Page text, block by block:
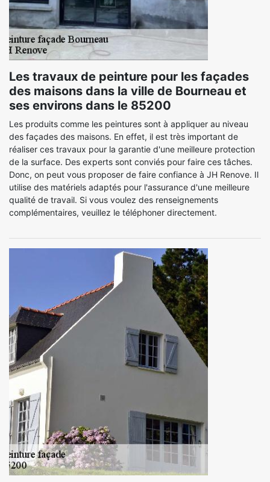
Les travaux de peinture pour les façades
des maisons dans la ville de Bourneau et
ses environs dans le 85200
Les produits comme les peintures sont à appliquer au niveau
des façades des maisons. En effet, il est très important de
réaliser ces travaux pour la garantie d'une meilleure protection
de la surface. Des experts sont conviés pour faire ces tâches.
Donc, on peut vous proposer de faire confiance à JH Renove. Il
utilise des matériels adaptés pour l'assurance d'une meilleure
qualité de travail. Si vous voulez des renseignements
complémentaires, veuillez le téléphoner directement.